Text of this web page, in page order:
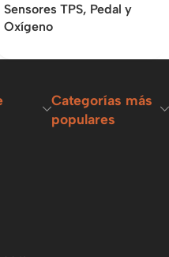
Sensores TPS, Pedal y
Oxígeno
Categorías más
populares